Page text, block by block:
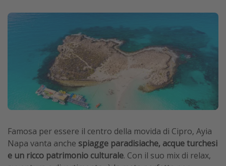
Tunisia
Capo Verde
Tipo di vacanza
Vacanze last minute
Vacanze all inclusive
Vacanze estate 2026
Vacanze di Pasqua 2026
Famosa per essere il centro della movida di Cipro, Ayia
Napa vanta anche spiagge paradisiache, acque turchesi
e un ricco patrimonio culturale. Con il suo mix di relax,